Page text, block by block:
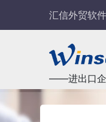
汇信外贸软
——进出口企